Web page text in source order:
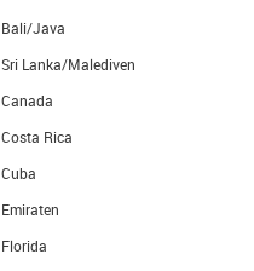
Bali/Java
Sri Lanka/Malediven
Canada
Costa Rica
Cuba
Emiraten
Florida